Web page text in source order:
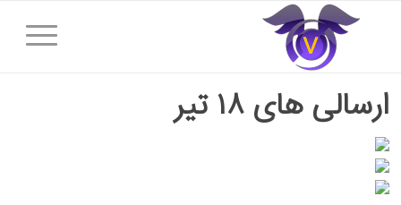
ارسالی های ۱۸ تیر